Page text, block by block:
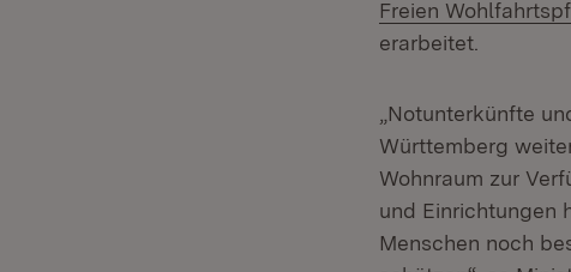
Freien
erarbeitet.
„Notunterkünfte
Württemberg
Wohnraum zur
und Einrichtungen
Menschen noch